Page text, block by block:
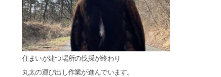
住まいが建つ場所の伐採が終わり
丸太の運び出し作業が進んでいます。